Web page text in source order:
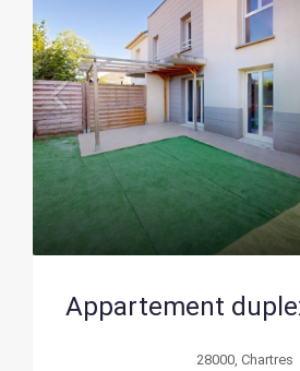
28000, Chartres